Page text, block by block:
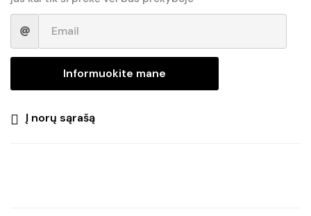
Informuokite mane
Į norų sąrašą